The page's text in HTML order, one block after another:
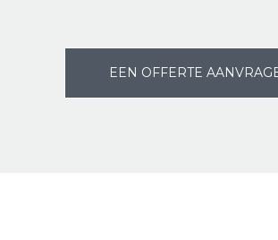
EEN OFFERTE